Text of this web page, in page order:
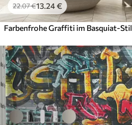
22.07€13 .24€
Farbenfrohe Graffiti im Basquiat-Stil